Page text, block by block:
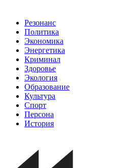
Резонанс
Политика
Экономика
Энергетика
Криминал
Здоровье
Экология
Образование
Культура
Спорт
Персона
История